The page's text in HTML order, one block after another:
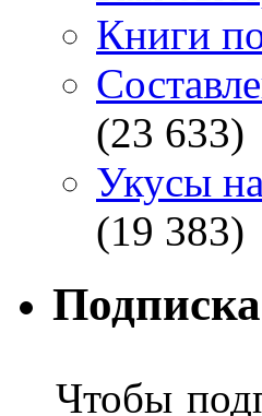
Книги
(23 633)
Укусы
(19 383)
Чтобы